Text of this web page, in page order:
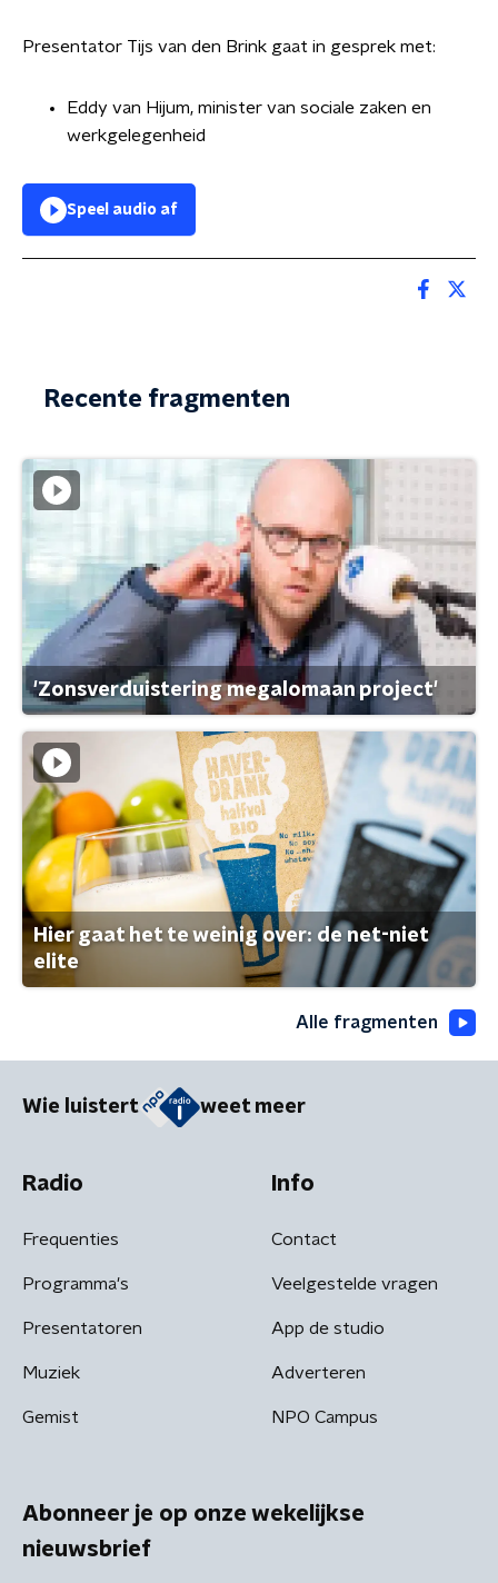
Presentator Tijs van den Brink gaat in gesprek met:
Eddy van Hijum, minister van sociale zaken en
werkgelegenheid
Speel audio af
Recente fragmenten
'Zonsverduistering megalomaan project'
Hier gaat het te weinig over: de net-niet
elite
Alle fragmenten
Wie luistert weet meer
Radio
Frequenties
Programma's
Presentatoren
Muziek
Gemist
Info
Contact
Veelgestelde vragen
App de studio
Adverteren
NPO Campus
Abonneer je op onze wekelijkse
nieuwsbrief